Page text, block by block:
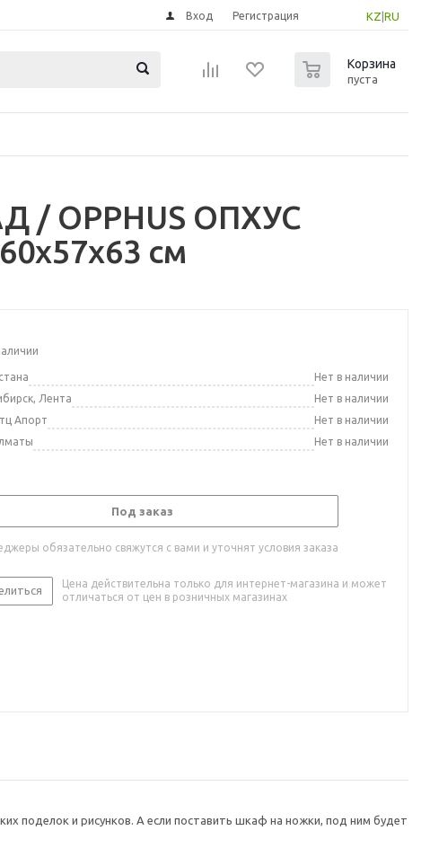
KZ RU
Вход Регистрация
Корзина
пуста
/ OPPHUS ОПХУС
см
Нет в наличии
Лента
Нет в наличии
Апорт
Нет в наличии
Нет в наличии
Под заказ
обязательно свяжутся с вами и уточнят условия заказа
Цена действительна только для интернет-магазина и может
отличаться от цен в розничных магазинах
поделок и рисунков. А если поставить шкаф на ножки, под ним будет